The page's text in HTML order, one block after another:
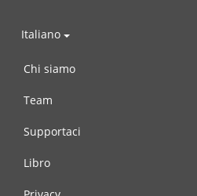
Italiano
Chi siamo
Team
Supportaci
Libro